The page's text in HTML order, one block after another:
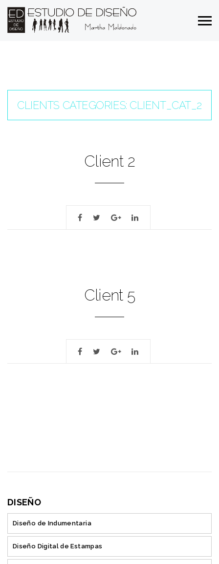
CLIENTS CATEGORIES: CLIENT_CAT_2
Client 2
Client 5
DISEÑO
Diseño de Indumentaria
Diseño Digital de Estampas